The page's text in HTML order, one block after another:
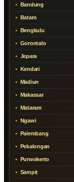
Bandung
Batam
Bengkulu
Gorontalo
Jepara
Kendari
Madiun
Makassar
Mataram
Ngawi
Palembang
Pekalongan
Purwokerto
Sampit